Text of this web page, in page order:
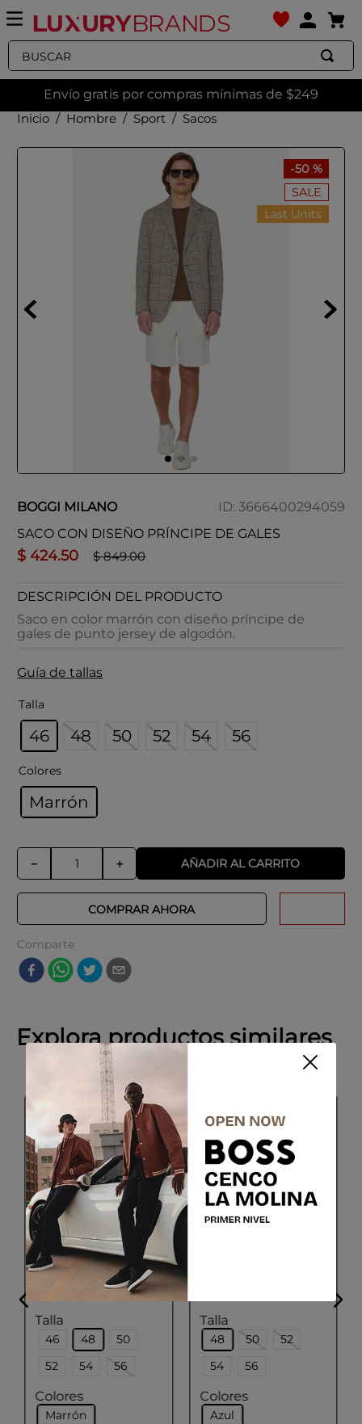
Buscar
Envío gratis por compras mínimas de $249
Hombre
Sport Sacos
-50 %
SALE
Last Units
BOGGI MILANO ID: 3666400294059
SACO CON DISEÑO PRÍNCIPE DE GALES
$ 424.50 $ 849.00
DESCRIPCIÓN DEL PRODUCTO
Saco en color marrón con diseño príncipe de
gales de punto jersey de algodón.
Guía de tallas
Talla
46 48 50 52 54 56
Colores
Marrón
＋
－ AÑADIR AL CARRITO
COMPRAR AHORA
Comparte
Explora productos similares
HUGO
Blazer extra slim fit de
paño de espiga
Talla
46 48
50
52
54 56
Colores
Marrón
Talla
48 50
52
54
56
Colores
Azul